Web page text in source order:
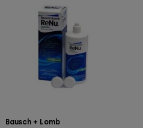
Bausch + Lomb